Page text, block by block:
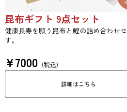
昆布ギフト 9点セット
健康長寿を願う昆布と鰹の詰め合わせ
す。
¥7000 (税込)
詳細はこちら